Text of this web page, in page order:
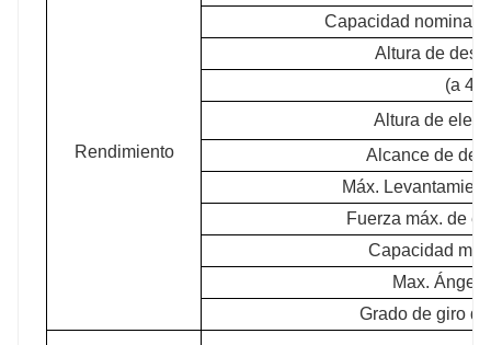
Rendimiento
Capacidad nominal
Altura de
(a
Altura de
Alcance de
Máx.
Fuerza máx. de
Capacidad
Max. Ángel
Grado de giro